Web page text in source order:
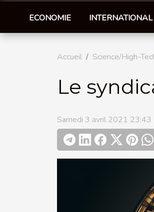
ECONOMIE INTERNATIONAL
Accueil Science/High-
Le
Samedi 3 avril 2021 23:43